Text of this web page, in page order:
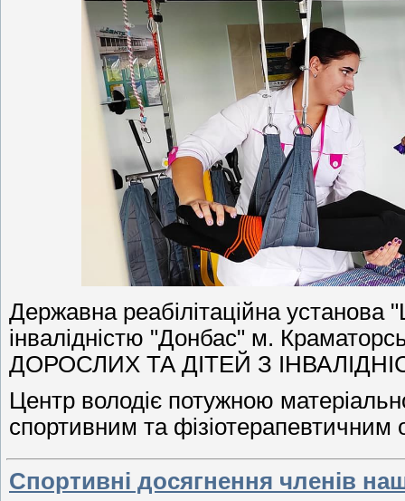
Державна реабілітаційна установа
інвалідністю "Донбас" м.
ДОРОСЛИХ ТА ДІТЕЙ З
Центр володіє потужною
спортивним та
Спортивні досягнення членів